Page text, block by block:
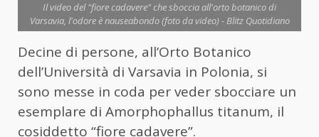
Il video del "fiore cadavere" che sboccia all'orto botanico di
Varsavia, l'odore è nauseabondo (foto da video) - Blitz Quotidiano
Decine di persone, all’Orto Botanico
dell’Università di Varsavia in Polonia, si
sono messe in coda per veder sbocciare un
esemplare di Amorphophallus titanum, il
cosiddetto “fiore cadavere”.